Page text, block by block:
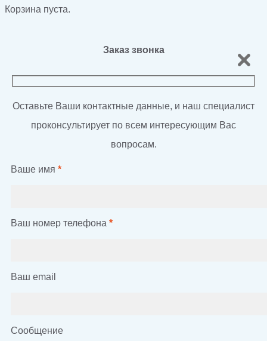
Корзина пуста.
Заказ звонка
Оставьте Ваши контактные данные, и наш специалист
проконсультирует по всем интересующим Вас
вопросам.
Ваше имя *
Ваш номер телефона *
Ваш email
Сообщение